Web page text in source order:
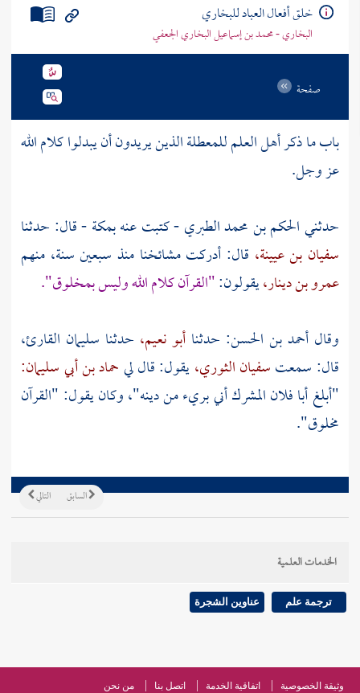
خلق أفعال العباد للبخاري
البخاري - محمد بن إسماعيل البخاري الجعفي
صفحة
باب ما ذكر أهل العلم للمعطلة الذين يريدون أن يبدلوا كلام الله
عز وجل.
حدثنيالحكم بن محمد الطبري- كتبت عنهبمكة- قال: حدثنا
سفيان بن عيينة، قال: أدركت مشائخنا منذ سبعين سنة، منهم
عمرو بن دينار،يقولون:"القرآن كلام الله وليس بمخلوق".
وقالأحمد بن الحسن: حدثنا أبو نعيم، حدثنا سليمان القارئ،
قال: سمعتسفيان الثوري،يقول: قال ليحماد بن أبي سليمان:
"أبلغ أبا فلان المشرك أني بريء من دينه"، وكان يقول: "القرآن
مخلوق".
التالي السابق
الخدمات العلمية
ترجمة علم عناوين الشجرة
وثيقة الخصوصية اتفاقية الخدمة اتصل بنا من نحن